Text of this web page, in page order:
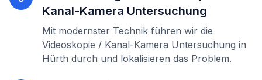
Kanal-Kamera Untersuchung
Mit modernster Technik führen wir die
Videoskopie / Kanal-Kamera Untersuchung in
Hürth durch und lokalisieren das Problem.